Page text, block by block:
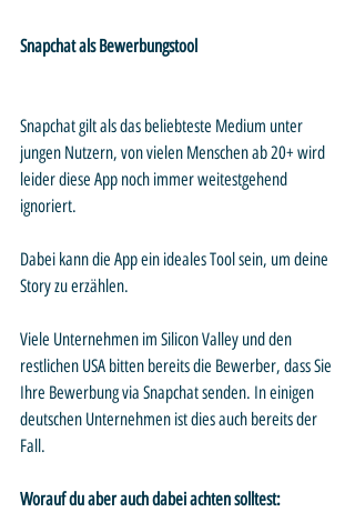
Snapchat als Bewerbungstool
Snapchat gilt als das beliebteste Medium unter
jungen Nutzern, von vielen Menschen ab 20+ wird
leider diese App noch immer weitestgehend
ignoriert.
Dabei kann die App ein ideales Tool sein, um deine
Story zu erzählen.
Viele Unternehmen im Silicon Valley und den
restlichen USA bitten bereits die Bewerber, dass Sie
Ihre Bewerbung via Snapchat senden. In einigen
deutschen Unternehmen ist dies auch bereits der
Fall.
Worauf du aber auch dabei achten solltest: